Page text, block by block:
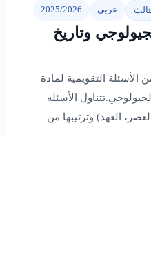
عربي 2025/2026
وتاريخ
التقويمية لمادة
الأسئلة
العهد) وترتيبها من